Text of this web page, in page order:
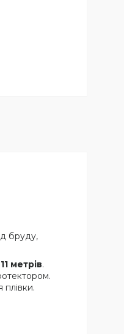
бруду,
метрів.